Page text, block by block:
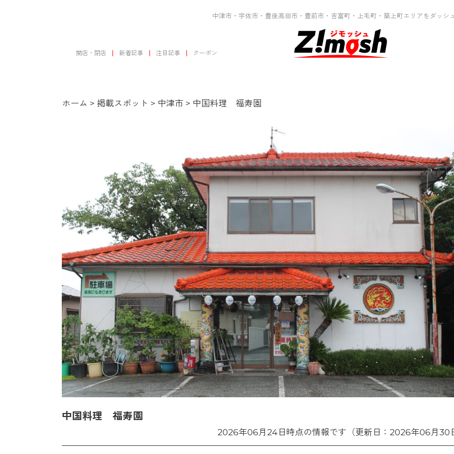
中津市・宇佐市・豊後高田市・豊前市・吉富町・上毛町・築上町エリアをダッシ
開店・閉店 新着記事 注目記事 クーポン
ホーム > 掲載スポット > 中津市 > 中国料理 福寿園
中国料理 福寿園
2026年06月24日時点の情報です（更新日：2026年06月30